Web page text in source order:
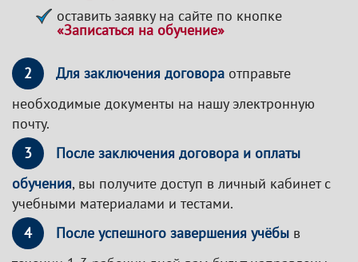
оставить заявку на сайте по кнопке
«Записаться на обучение»
2 Для заключения договора отправьте
необходимые документы на нашу электронную
почту.
3
После заключения договора и оплаты
обучения, вы получите доступ в личный кабинет с
учебными материалами и тестами.
4
После успешного завершения учёбы в